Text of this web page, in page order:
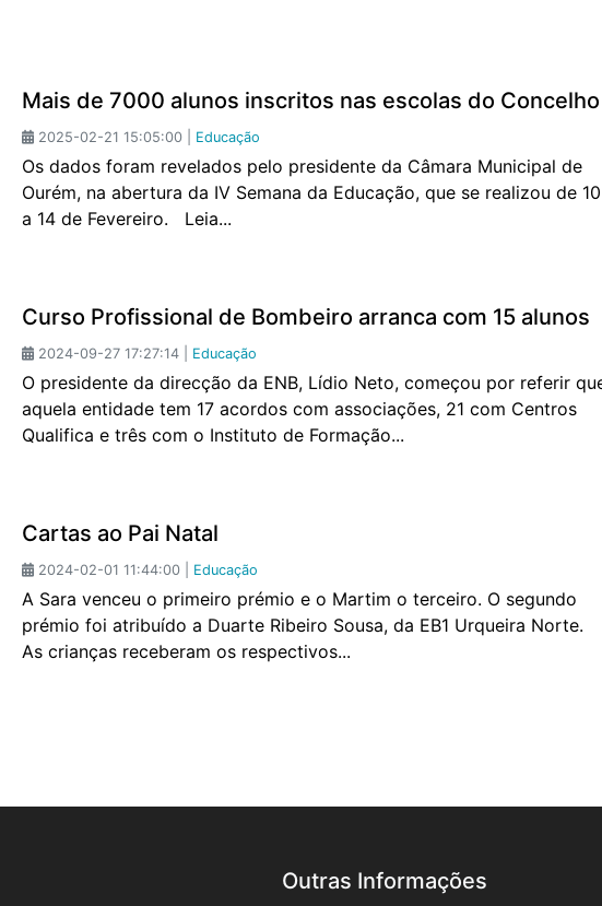
Mais de 7000 alunos inscritos nas escolas do Concelho
2025-02-21 15:05:00 | Educação
Os dados foram revelados pelo presidente da Câmara Municipal de
Ourém, na abertura da IV Semana da Educação, que se realizou de 10
a 14 de Fevereiro. Leia...
Curso Profissional de Bombeiro arranca com 15 alunos
2024-09-27 17:27:14 | Educação
O presidente da direcção da ENB, Lídio Neto, começou por referir
aquela entidade tem 17 acordos com associações, 21 com Centros
Qualifica e três com o Instituto de Formação...
Cartas ao Pai Natal
2024-02-01 11:44:00 | Educação
A Sara venceu o primeiro prémio e o Martim o terceiro. O segundo
prémio foi atribuído a Duarte Ribeiro Sousa, da EB1 Urqueira Norte.
As crianças receberam os respectivos...
Outras Informações